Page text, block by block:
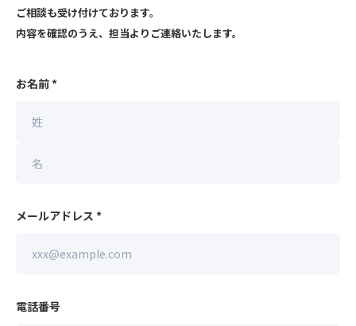
ご相談も受け付けております。
内容を確認のうえ、担当よりご連絡いたします。
お名前*
メールアドレス *
電話番号